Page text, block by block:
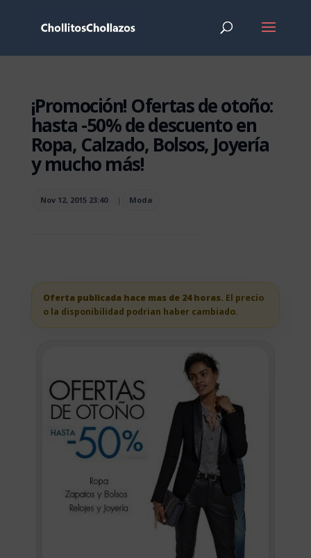
¡Promoción! Ofertas de otoño:
hasta -50% de descuento en
Ropa, Calzado, Bolsos, Joyería
y mucho más!
Nov 12, 2015 23:40 | Moda
Oferta publicada hace mas de 24 horas. El precio
o la disponibilidad podrian haber cambiado.